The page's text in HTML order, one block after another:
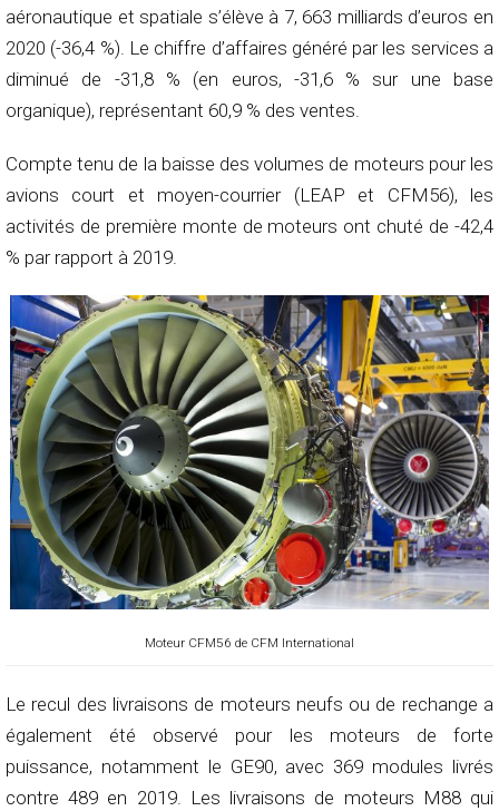
aéronautique et spatiale s’élève à 7, 663 milliards d’euros en
2020 (-36,4 %). Le chiffre d’affaires généré par les services a
diminué de -31,8 % (en euros, -31,6 % sur une base
organique), représentant 60,9 % des ventes.
Compte tenu de la baisse des volumes de moteurs pour les
avions court et moyen-courrier (LEAP et CFM56), les
activités de première monte de moteurs ont chuté de -42,4
% par rapport à 2019.
Moteur CFM56 de CFM International
Le recul des livraisons de moteurs neufs ou de rechange a
également été observé pour les moteurs de forte
puissance, notamment le GE90, avec 369 modules livrés
contre 489 en 2019. Les livraisons de moteurs M88 qui